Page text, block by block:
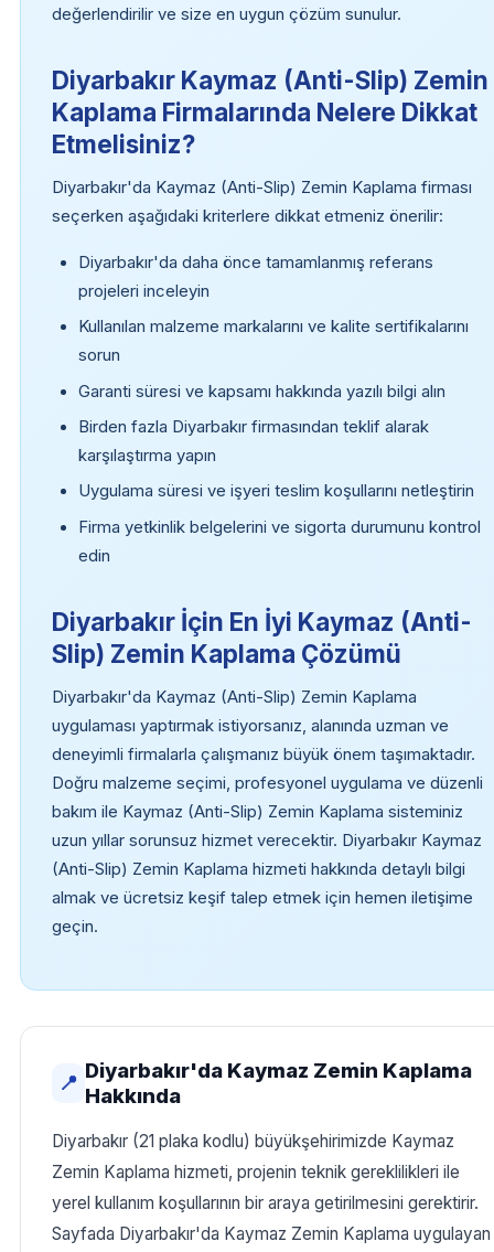
değerlendirilir ve size en uygun çözüm sunulur.
Diyarbakır Kaymaz (Anti-Slip) Zemin
Kaplama Firmalarında Nelere Dikkat
Etmelisiniz?
Diyarbakır'da Kaymaz (Anti-Slip) Zemin Kaplama firması
seçerken aşağıdaki kriterlere dikkat etmeniz önerilir:
Diyarbakır'da daha önce tamamlanmış referans
projeleri inceleyin
Kullanılan malzeme markalarını ve kalite sertifikalarını
sorun
Garanti süresi ve kapsamı hakkında yazılı bilgi alın
Birden fazla Diyarbakır firmasından teklif alarak
karşılaştırma yapın
Uygulama süresi ve işyeri teslim koşullarını netleştirin
Firma yetkinlik belgelerini ve sigorta durumunu kontrol
edin
Diyarbakır İçin En İyi Kaymaz (Anti-
Slip) Zemin Kaplama Çözümü
Diyarbakır'da Kaymaz (Anti-Slip) Zemin Kaplama
uygulaması yaptırmak istiyorsanız, alanında uzman ve
deneyimli firmalarla çalışmanız büyük önem taşımaktadır.
Doğru malzeme seçimi, profesyonel uygulama ve düzenli
bakım ile Kaymaz (Anti-Slip) Zemin Kaplama sisteminiz
uzun yıllar sorunsuz hizmet verecektir. Diyarbakır Kaymaz
(Anti-Slip) Zemin Kaplama hizmeti hakkında detaylı bilgi
almak ve ücretsiz keşif talep etmek için hemen iletişime
geçin.
📍
Diyarbakır'da Kaymaz Zemin Kaplama
Hakkında
Diyarbakır (21 plaka kodlu) büyükşehirimizde Kaymaz
Zemin Kaplama hizmeti, projenin teknik gereklilikleri ile
yerel kullanım koşullarının bir araya getirilmesini gerektirir.
Sayfada Diyarbakır'da Kaymaz Zemin Kaplama uygulayan